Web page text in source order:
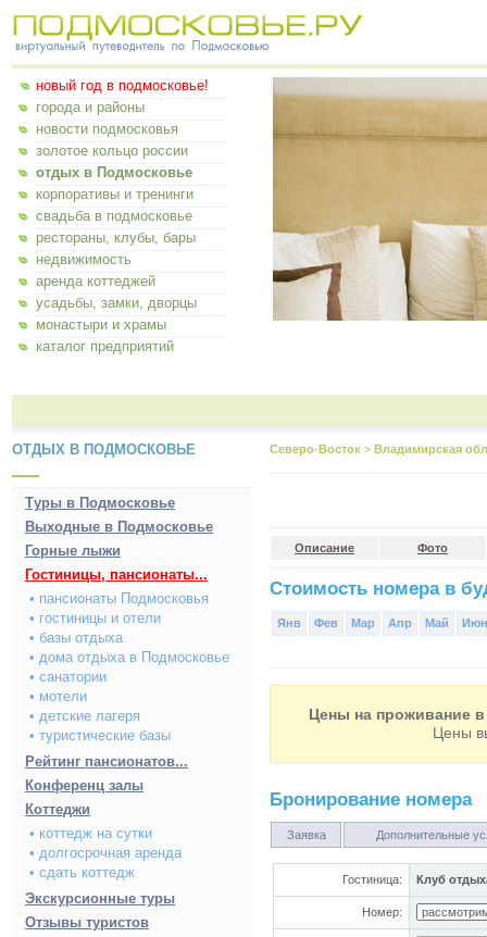
новый год в подмосковье!
города и районы
новости подмосковья
золотое кольцо россии
отдых в Подмосковье
корпоративы и тренинги
свадьба в подмосковье
рестораны, клубы, бары
недвижимость
аренда коттеджей
усадьбы, замки, дворцы
монастыри и храмы
каталог предприятий
ОТДЫХ В ПОДМОСКОВЬЕ
Туры в Подмосковье
Выходные в Подмосковье
Горные лыжи
Гостиницы, пансионаты...
• пансионаты Подмосковья
• гостиницы и отели
• базы отдыха
• дома отдыха в Подмосковье
• санатории
• мотели
• детские лагеря
• туристические базы
Рейтинг пансионатов...
Конференц залы
Коттеджи
• коттедж на сутки
• долгосрочная аренда
• сдать коттедж
Экскурсионные туры
Отзывы туристов
Северо-Восток > Владимирская
Описание Фото
Стоимость номера в
Янв Фев Мар Апр Май Июн
Цены на проживание в
Цены
Бронирование номера
Заявка Дополнительные
Гостиница: Клуб
Номер: